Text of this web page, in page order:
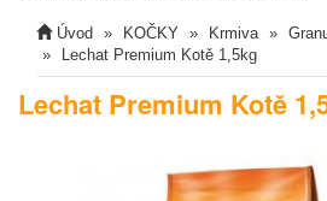
Úvod KOČKY Krmiva
Lechat Premium Kotě 1,5kg
Lechat Premium Kotě